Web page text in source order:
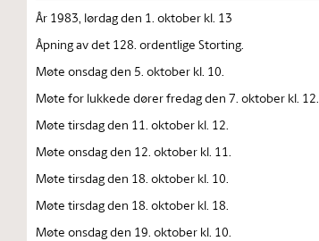
År 1983, lørdag den 1. oktober kl. 13
Åpning av det 128. ordentlige Storting.
Møte onsdag den 5. oktober kl. 10.
Møte for lukkede dører fredag den 7. oktober kl. 12.
Møte tirsdag den 11. oktober kl. 12.
Møte onsdag den 12. oktober kl. 11.
Møte tirsdag den 18. oktober kl. 10.
Møte tirsdag den 18. oktober kl. 18.
Møte onsdag den 19. oktober kl. 10.